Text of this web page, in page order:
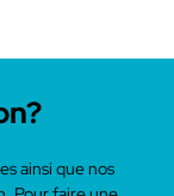
ainsi que nos